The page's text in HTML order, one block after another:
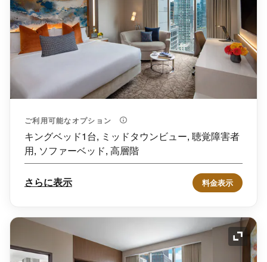
ご利用可能なオプション
キングベッド1台, ミッドタウンビュー, 聴覚障害者
用, ソファーベッド, 高層階
さらに表示 料金表示
アイ